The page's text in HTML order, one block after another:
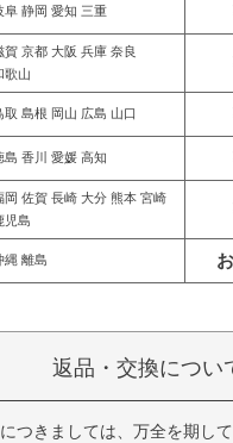
阜 静岡 愛知 三重
賀 京都 大阪 兵庫 奈良
歌山
取 島根 岡山 広島 山口
島 香川 愛媛 高知
岡 佐賀 長崎 大分 熊本 宮崎
児島
縄 離島
返品・交換につい
つきましては、万全を期し